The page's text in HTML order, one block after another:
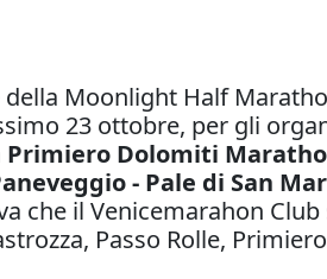
Moonlight Half
23 ottobre, per gli
Dolomiti
- Pale di San
che il Venicemarahon
Passo Rolle,